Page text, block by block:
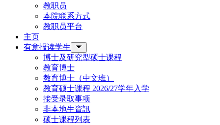
教职员
本院联系方式
教职员平台
主页
有意报读学生
博士及研究型硕士课程
教育博士
教育博士（中文班）
教育硕士课程 2026/27学年入学
接受录取事项
非本地生資訊
硕士课程列表